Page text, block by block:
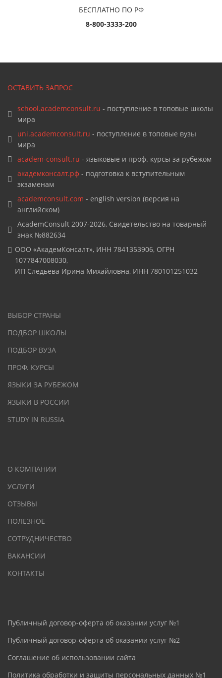
БЕСПЛАТНО ПО РФ
8-800-3333-200
ОСТАВИТЬ ЗАПРОС
school.academconsult.ru - поступление в топовые школы
мира
uni.academconsult.ru - поступление в топовые вузы
мира
academ-consult.ru - языковые и проф. курсы за рубежом
академконсалт.рф- подготовка к вступительным
экзаменам
academconsult.com - english version (версия на
английском)
AcademConsult 2007-2026, Свидетельство на товарный
знак №882634
ООО «АкадемКонсалт», ИНН 7841353906, ОГРН
1077847008030,
ИП Следьева Ирина Михайловна, ИНН 780101251032
ВЫБОР СТРАНЫ
ПОДБОР ШКОЛЫ
ПОДБОР ВУЗА
ПРОФ. КУРСЫ
ЯЗЫКИ ЗА РУБЕЖОМ
ЯЗЫКИ В РОССИИ
STUDY IN RUSSIA
О КОМПАНИИ
УСЛУГИ
ОТЗЫВЫ
ПОЛЕЗНОЕ
СОТРУДНИЧЕСТВО
ВАКАНСИИ
КОНТАКТЫ
Публичный договор-оферта об оказании услуг №1
Публичный договор-оферта об оказании услуг №2
Соглашение об использовании сайта
Политика обработки и защиты персональных данных №1